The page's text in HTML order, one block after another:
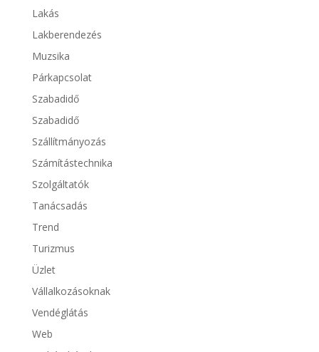
Lakás
Lakberendezés
Muzsika
Párkapcsolat
Szabadidő
Szabadidő
Szállítmányozás
Számítástechnika
Szolgáltatók
Tanácsadás
Trend
Turizmus
Üzlet
Vállalkozásoknak
Vendéglátás
Web